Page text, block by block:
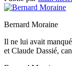
Bernard Moraine
Il ne lui avait
et Claude Dassié,